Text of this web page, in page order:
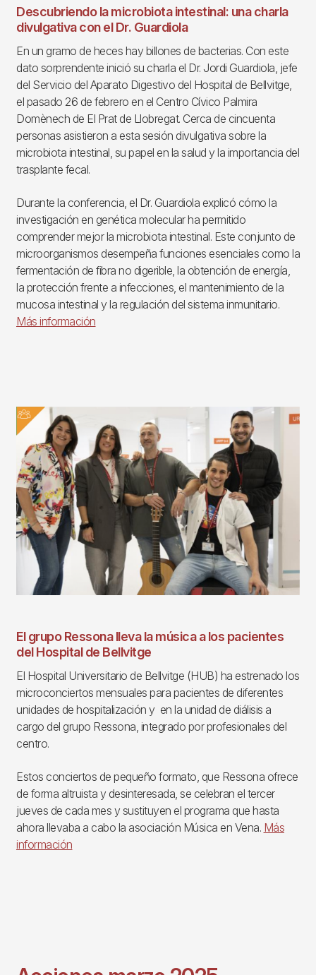
Descubriendo la microbiota intestinal: una charla
divulgativa con el Dr. Guardiola
En un gramo de heces hay billones de bacterias. Con este
dato sorprendente inició su charla el Dr. Jordi Guardiola, jefe
del Servicio del Aparato Digestivo del Hospital de Bellvitge,
el pasado 26 de febrero en el Centro Cívico Palmira
Domènech de El Prat de Llobregat. Cerca de cincuenta
personas asistieron a esta sesión divulgativa sobre la
microbiota intestinal, su papel en la salud y la importancia del
trasplante fecal.
Durante la conferencia, el Dr. Guardiola explicó cómo la
investigación en genética molecular ha permitido
comprender mejor la microbiota intestinal. Este conjunto de
microorganismos desempeña funciones esenciales como la
fermentación de fibra no digerible, la obtención de energía,
la protección frente a infecciones, el mantenimiento de la
mucosa intestinal y la regulación del sistema inmunitario.
Más información
El grupo Ressona lleva la música a los pacientes
del Hospital de Bellvitge
El Hospital Universitario de Bellvitge (HUB) ha estrenado los
microconciertos mensuales para pacientes de diferentes
unidades de hospitalización y en la unidad de diálisis a
cargo del grupo Ressona, integrado por profesionales del
centro.
Estos conciertos de pequeño formato, que Ressona ofrece
de forma altruista y desinteresada, se celebran el tercer
jueves de cada mes y sustituyen el programa que hasta
ahora llevaba a cabo la asociación Música en Vena. Más
información